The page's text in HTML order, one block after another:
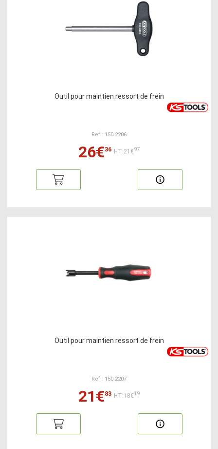
Outil pour maintien ressort de frein
Ref : 150.2206
26€36 HT:21€97
Outil pour maintien ressort de frein
Ref : 150.2207
21€83 HT:18€19